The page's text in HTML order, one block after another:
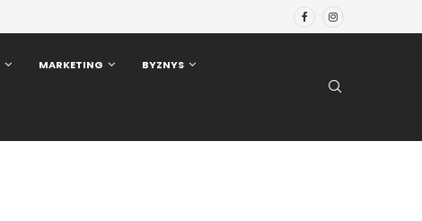
MARKETING BYZNYS